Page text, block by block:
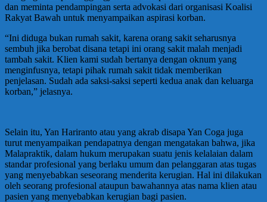
dan meminta pendampingan serta advokasi dari organisasi Koalisi
Rakyat Bawah untuk menyampaikan aspirasi korban.
“Ini diduga bukan rumah sakit, karena orang sakit seharusnya
sembuh jika berobat disana tetapi ini orang sakit malah menjadi
tambah sakit. Klien kami sudah bertanya dengan oknum yang
menginfusnya, tetapi pihak rumah sakit tidak memberikan
penjelasan. Sudah ada saksi-saksi seperti kedua anak dan keluarga
korban,” jelasnya.
Selain itu, Yan Hariranto atau yang akrab disapa Yan Coga juga
turut menyampaikan pendapatnya dengan mengatakan bahwa, jika
Malapraktik, dalam hukum merupakan suatu jenis kelalaian dalam
standar profesional yang berlaku umum dan pelanggaran atas tugas
yang menyebabkan seseorang menderita kerugian. Hal ini dilakukan
oleh seorang profesional ataupun bawahannya atas nama klien atau
pasien yang menyebabkan kerugian bagi pasien.